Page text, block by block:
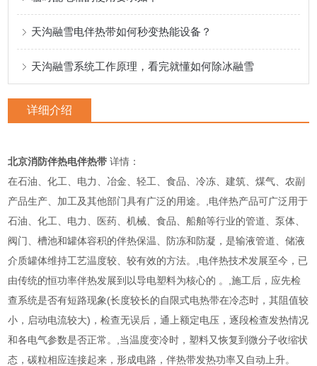
天沟融雪电伴热带如何秒变热能设备？
天沟融雪系统工作原理，看完就懂如何除冰融雪
详细介绍
北京消防伴热电伴热带 详情：
在石油、化工、电力、冶金、轻工、食品、冷冻、建筑、煤气、农副
产品生产、加工及其他部门具有广泛的用途。,电伴热产品可广泛用于
石油、化工、电力、医药、机械、食品、船舶等行业的管道、泵体、
阀门、槽池和罐体容积的伴热保温、防冻和防凝，是输液管道、储液
介质罐体维持工艺温度较、较有效的方法。,电伴热技术发展至今，已
由传统的恒功率伴热发展到以导电塑料为核心的 。,施工后，应先检
查系统是否有短路现象(长度较长的自限式电热带在冷态时，其阻值较
小，启动电流较大)，检查无误后，通上额定电压，逐段检查发热情况
和各电气参数是否正常。,当温度变冷时，塑料又恢复到微分子收缩状
态，碳粒相应连接起来，形成电路，伴热带发热功率又自动上升。